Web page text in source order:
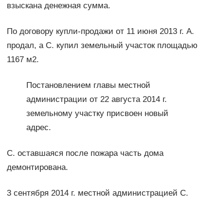
взыскана денежная сумма.
По договору купли-продажи от 11 июня 2013 г. А.
продал, а С. купил земельный участок площадью
1167 м2.
Постановлением главы местной
администрации от 22 августа 2014 г.
земельному участку присвоен новый
адрес.
С. оставшаяся после пожара часть дома
демонтирована.
3 сентября 2014 г. местной администрацией С.